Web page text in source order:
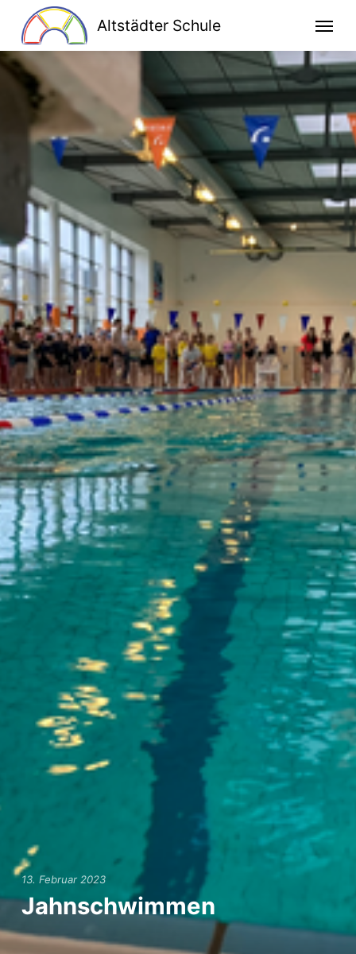
Altstädter Schule
13. Februar 2023
Jahnschwimmen
Home
Unsere Schule
Schulprogramm
Klassen
Lesen macht stark
Bildung für nachhaltige Entwicklung
Kooperationen
Ganztag
Anmeldung zum Ganztag
AGs im Ganztag
Mensa
Eltern/Briefe
Schulsozialarbeit
Schul-ABC
Schulmaterial
Einschulung
Übergang von Klasse 4 nach Klasse 5
Förderverein
Hort
Termine